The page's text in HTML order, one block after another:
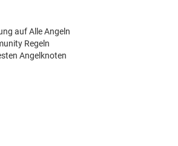
auf Alle Angeln
Regeln
Angelknoten